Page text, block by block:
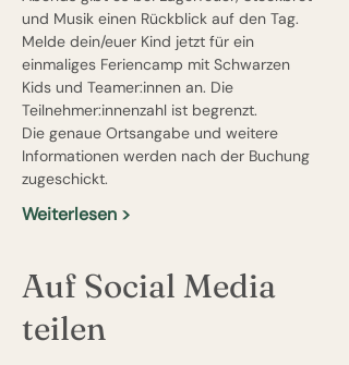
und Musik einen Rückblick auf den Tag.
Melde dein/euer Kind jetzt für ein
einmaliges Feriencamp mit Schwarzen
Kids und Teamer:innen an. Die
Teilnehmer:innenzahl ist begrenzt.
Die genaue Ortsangabe und weitere
Informationen werden nach der Buchung
zugeschickt.
Weiterlesen >
Auf Social Media
teilen